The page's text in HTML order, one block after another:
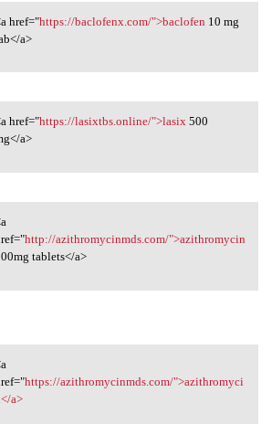
baclofenx
href="https://baclofenx.com/">baclofen 10 mg
a>
lasixtbs
href="https://lasixtbs.online/">lasix500
a>
href="http:/
http://azithromycinmds.com/">azithromycin
tablets</a>
href="https:/
https://azithromycinmds.com/">azithromyci
a>